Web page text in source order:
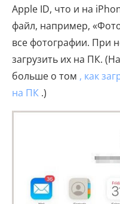
Apple ID, что и на
файл, например,
все фотографии. При
загрузить их на ПК.
больше о том , как
на ПК .)